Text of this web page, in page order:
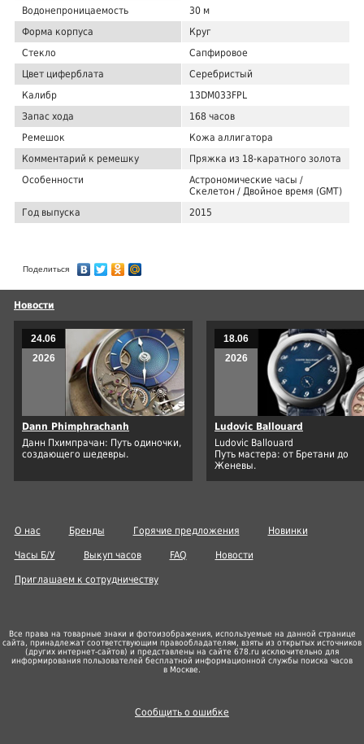
Водонепроницаемость
30 м
Форма корпуса
Круг
Стекло
Сапфировое
Цвет циферблата
Серебристый
Калибр
13DM033FPL
Запас хода
168 часов
Ремешок
Кожа аллигатора
Комментарий к ремешку
Пряжка из 18-каратного золота
Особенности
Астрономические часы /
Скелетон / Двойное время (GMT)
Год выпуска
2015
Поделиться
Новости
24.06
2026
Dann Phimphrachanh
Данн Пхимпрачан: Путь одиночки,
создающего шедевры.
18.06
2026
Ludovic Ballouard
Ludovic Ballouard
Путь мастера: от Бретани до
Женевы.
О нас Бренды Горячие предложения Новинки
Часы Б/У Выкуп часов FAQ Новости
Приглашаем к сотрудничеству
Все права на товарные знаки и фотоизображения, используемые на данной странице
сайта, принадлежат соответствующим правообладателям, взяты из открытых источников
(других интернет-сайтов) и представлены на сайте 678.ru исключительно для
информирования пользователей бесплатной информационной службы поиска часов
в Москве.
Сообщить о ошибке